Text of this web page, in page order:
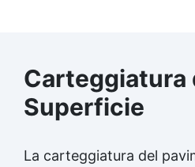
Carteggiatura
Superficie
La carteggiatura del